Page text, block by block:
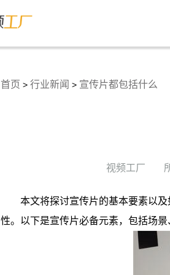
首页 > 行业新闻 > 宣传片都包括什么
视频工厂
本文将探讨宣传片的基本要素以
性。以下是宣传片必备元素，包括场